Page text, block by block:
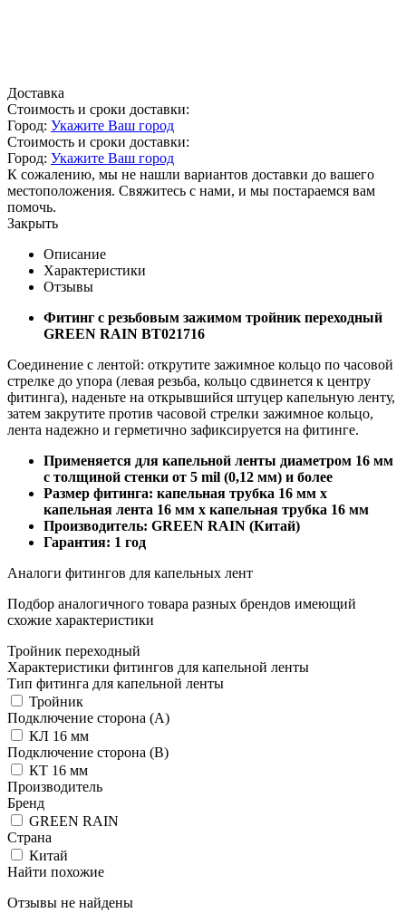
Доставка
Стоимость и сроки доставки:
Город: Укажите Ваш город
Стоимость и сроки доставки:
Город: Укажите Ваш город
К сожалению, мы не нашли вариантов доставки до вашего
местоположения. Свяжитесь с нами, и мы постараемся вам
помочь.
Закрыть
Описание
Характеристики
Отзывы
Фитинг с резьбовым зажимом тройник переходный
GREEN RAIN BT021716
Соединение с лентой: открутите зажимное кольцо по часовой
стрелке до упора (левая резьба, кольцо сдвинется к центру
фитинга), наденьте на открывшийся штуцер капельную ленту,
затем закрутите против часовой стрелки зажимное кольцо,
лента надежно и герметично зафиксируется на фитинге.
Применяется для капельной ленты диаметром 16 мм
с толщиной стенки от 5 mil (0,12 мм) и более
Размер фитинга: капельная трубка 16 мм x
капельная лента 16 мм x капельная трубка 16 мм
Производитель: GREEN RAIN (Китай)
Гарантия: 1 год
Аналоги фитингов для капельных лент
Подбор аналогичного товара разных брендов имеющий
схожие характеристики
Тройник переходный
Характеристики фитингов для капельной ленты
Тип фитинга для капельной ленты
Тройник
Подключение сторона (A)
КЛ 16 мм
Подключение сторона (B)
КT 16 мм
Производитель
Бренд
GREEN RAIN
Страна
Китай
Найти похожие
Отзывы не найдены